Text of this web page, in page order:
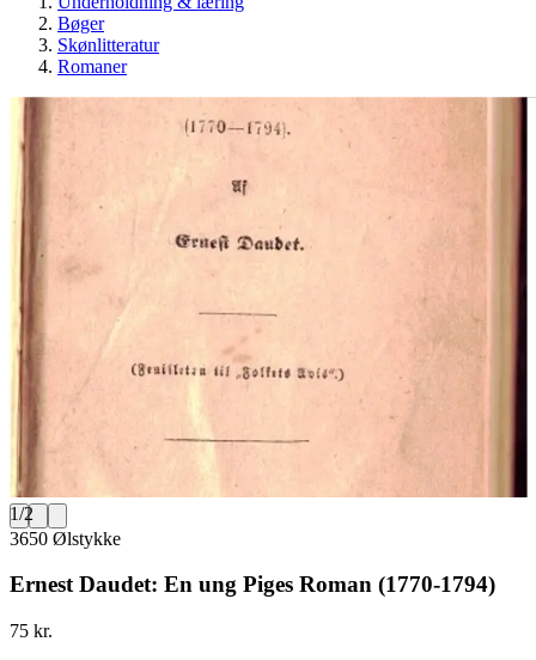
Bøger
Skønlitteratur
Romaner
1/2
3650 Ølstykke
Ernest Daudet: En ung Piges Roman (1770-1794)
75 kr.